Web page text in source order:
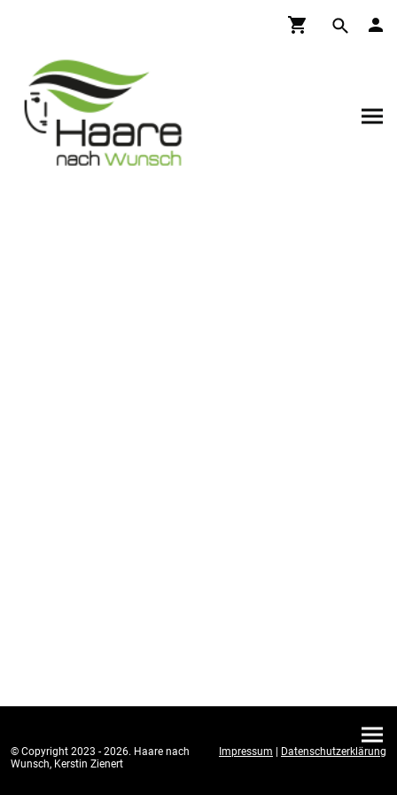
© Copyright 2023 - 2026. Haare nach
Wunsch, Kerstin Zienert
Impressum | Datenschutzerklärung